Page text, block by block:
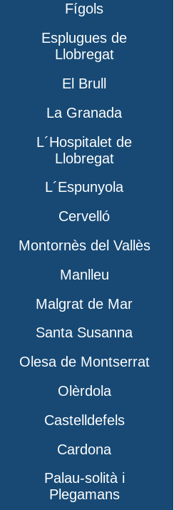
Fígols
Esplugues de
Llobregat
El Brull
La Granada
L´Hospitalet de
Llobregat
L´Espunyola
Cervelló
Montornès del Vallès
Manlleu
Malgrat de Mar
Santa Susanna
Olesa de Montserrat
Olèrdola
Castelldefels
Cardona
Palau-solità i
Plegamans